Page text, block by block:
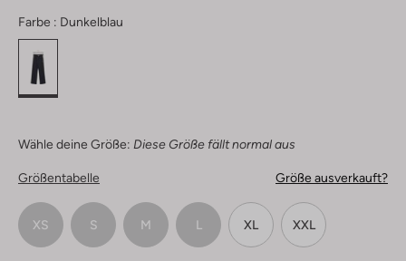
Farbe : Dunkelblau
Wähle deine Größe: Diese Größe fällt normal aus
Größentabelle Größe ausverkauft?
XS S M L XL XXL